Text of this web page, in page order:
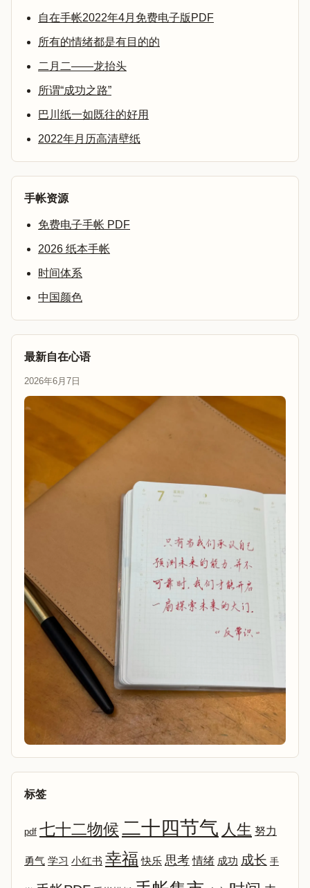
自在手帐2022年4月免费电子版PDF
所有的情绪都是有目的的
二月二——龙抬头
所谓“成功之路”
巴川纸一如既往的好用
2022年月历高清壁纸
手帐资源
免费电子手帐 PDF
2026 纸本手帐
时间体系
中国颜色
最新自在心语
2026年6月7日
标签
pdf 七十二物候二十四节气 人生 努力
勇气 学习 小红书 幸福 快乐 思考 情绪 成功 成长 手